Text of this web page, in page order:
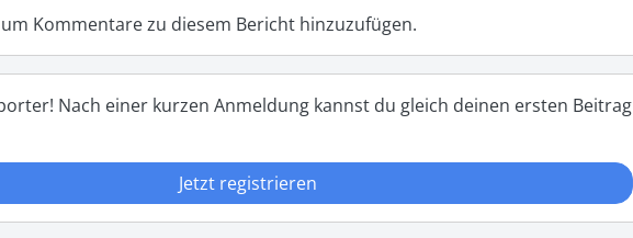
Kommentare zu diesem Bericht hinzuzufügen.
Nach einer kurzen Anmeldung kannst du gleich deinen ersten Beitrag
Jetzt registrieren